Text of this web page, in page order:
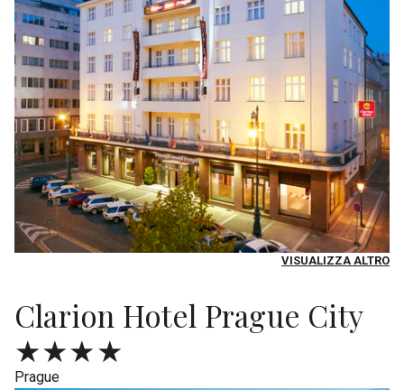
VISUALIZZA ALTRO
Clarion Hotel Prague City
★★★★
Prague